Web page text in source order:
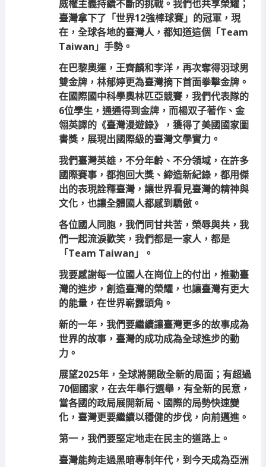
威權主義持續不斷的挑戰。我們也共享榮耀；
臺灣拿下了「世界12強棒球賽」的冠軍，現
在，全球各地的臺灣人，都知道這個「Team
Taiwan」手勢。
在巴黎奧運，王齊麟和李洋，再次奪得羽球男
雙金牌，林郁婷更為臺灣摘下首面拳擊金牌。
在國際國中科學奧林匹亞競賽，我們代表隊的
6位學生，通通得到金牌，而楊双子著作、金
翎英譯的《臺灣漫遊錄》，獲得了美國國家圖
書獎，展現出國際級的臺灣文學實力。
我們臺灣英雄，不分年齡、不分領域，在許多
國際賽事，都抱回大獎、締造新紀錄，都用傑
出的表現詮釋臺灣，讓世界看見臺灣的精神與
文化，也讓全體國人都感到驕傲。
各位國人同胞，我們同甘共苦，榮辱與共，我
們一起流淚歡笑，我們都是一家人，都是
「Team Taiwan」。
我要感謝每一位國人在崗位上的付出，推動臺
灣的進步，創造臺灣的榮耀，也讓臺灣有更大
的能量，在世界嶄露頭角。
新的一年，我們要繼續讓臺灣更多的故事成為
世界的故事，臺灣的成功成為全球進步的動
力。
展望2025年，全球將開啟全新的局面；有超過
70個國家，在去年舉行選舉，有全新的民意，
當各國的政局展開新局、國際的局勢快速變
化，臺灣更要繼續以穩健的步伐，向前邁進。
第一，我們要堅定地走在民主的道路上。
臺灣能夠走過黑暗專制年代，到今天成為亞洲